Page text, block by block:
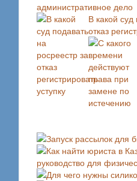
административное дело
В какой
отказ
Запуск рассылок для
Как найти юриста в
руководство для
Для чего нужны